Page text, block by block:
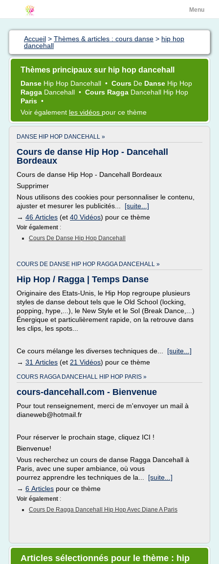
Menu
Accueil > Thèmes & articles : cours danse > hip hop
dancehall
Thèmes principaux sur hip hop dancehall
Danse Hip Hop Dancehall • Cours De Danse Hip Hop
Ragga Dancehall • Cours Ragga Dancehall Hip Hop
Paris •
Voir également les vidéos pour ce thème
DANSE HIP HOP DANCEHALL »
Cours de danse Hip Hop - Dancehall
Bordeaux
Cours de danse Hip Hop - Dancehall Bordeaux
Supprimer
Nous utilisons des cookies pour personnaliser le contenu,
ajuster et mesurer les publicités... [suite...]
→ 46 Articles (et 40 Vidéos) pour ce thème
Voir également :
Cours De Danse Hip Hop Dancehall
COURS DE DANSE HIP HOP RAGGA DANCEHALL »
Hip Hop / Ragga | Temps Danse
Originaire des Etats-Unis, le Hip Hop regroupe plusieurs
styles de danse debout tels que le Old School (locking,
popping, hype,...), le New Style et le Sol (Break Dance,...)
Énergique et particulièrement rapide, on la retrouve dans
les clips, les spots...
Ce cours mélange les diverses techniques de... [suite...]
→ 31 Articles (et 21 Vidéos) pour ce thème
COURS RAGGA DANCEHALL HIP HOP PARIS »
cours-dancehall.com - Bienvenue
Pour tout renseignement, merci de m'envoyer un mail à
dianeweb@hotmail.fr
Pour réserver le prochain stage, cliquez ICI !
Bienvenue!
Vous recherchez un cours de danse Ragga Dancehall à
Paris, avec une super ambiance, où vous
pourrez apprendre les techniques de la... [suite...]
→ 6 Articles pour ce thème
Voir également :
Cours De Ragga Dancehall Hip Hop Avec Diane A Paris
Articles sélectionnés pour le thème : hip